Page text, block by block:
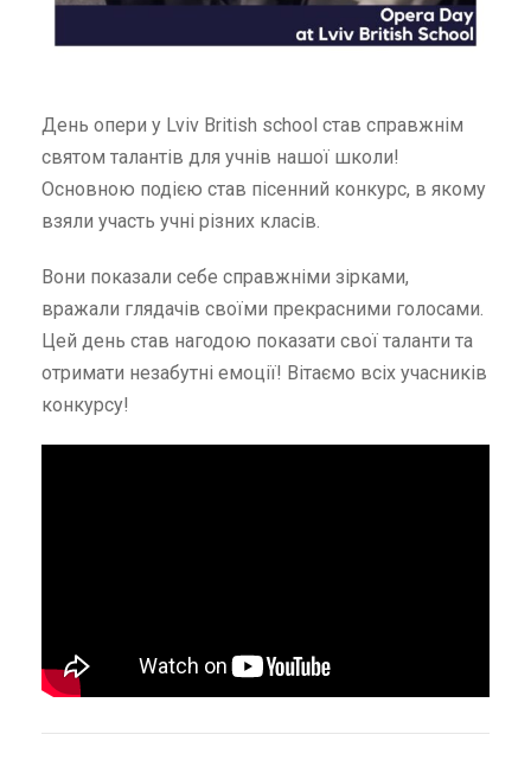
День опери у Lviv British school став справжнім
святом талантів для учнів нашої школи!
Основною подією став пісенний конкурс, в якому
взяли участь учні різних класів.
Вони показали себе справжніми зірками,
вражали глядачів своїми прекрасними голосами.
Цей день став нагодою показати свої таланти та
отримати незабутні емоції! Вітаємо всіх учасників
конкурсу!